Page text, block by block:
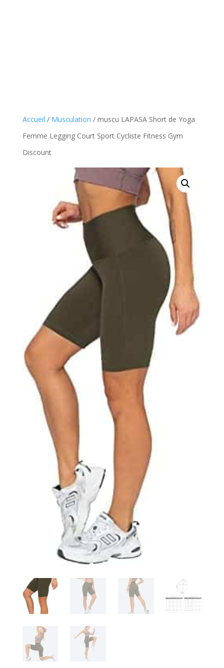
Accueil / Musculation / muscu LAPASA Short de Yoga
Femme Legging Court Sport Cycliste Fitness Gym
Discount